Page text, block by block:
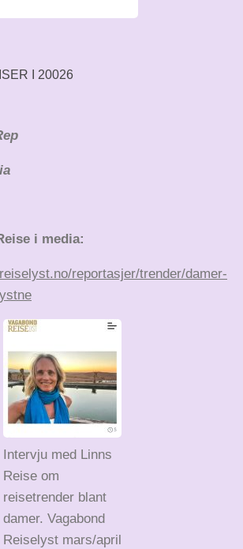
I 20026
i media:
reportasjer/trender/damer-
Intervju med Linns
Reise om
reisetrender blant
damer. Vagabond
Reiselyst mars/april